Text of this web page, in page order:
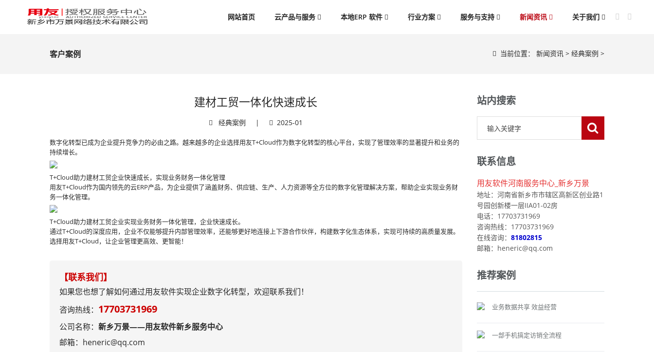
网站首页 云产品与服务 本地ERP 软件 行业方案 服务与支持 新闻资讯 关于我们
客户案例 当前位置： 新闻资讯 > 经典案例 >
建材工贸一体化快速成长
经典案例 | 2025-01
数字化转型已成为企业提升竞争力的必由之路。越来越多的企业选择用友T+Cloud作为数字化转型的核心平台，实现了管理效率的显著提升和业务的
持续增长。
T+Cloud助力建材工贸企业快速成长，实现业务财务一体化管理
用友T+Cloud作为国内领先的云ERP产品，为企业提供了涵盖财务、供应链、生产、人力资源等全方位的数字化管理解决方案，帮助企业实现业务财
务一体化管理。
T+Cloud助力建材工贸企业实现业务财务一体化管理，企业快速成长。
通过T+Cloud的深度应用，企业不仅能够提升内部管理效率，还能够更好地连接上下游合作伙伴，构建数字化生态体系，实现可持续的高质量发展。
选择用友T+Cloud，让企业管理更高效、更智能！
【联系我们】
如果您也想了解如何通过用友软件实现企业数字化转型，欢迎联系我们！
咨询热线： 17703731969
公司名称： 新乡万景——用友软件新乡服务中心
邮箱：heneric@qq.com
站内搜索
联系信息
用友软件河南服务中心_新乡万景
地址：河南省新乡市市辖区高新区创业路1
号园创新楼一层IIA01-02房
电话：17703731969
咨询热线：17703731969
在线咨询： 81802815
邮箱：heneric@qq.com
推荐案例
业务数据共享 效益经营
一部手机搞定访销全流程